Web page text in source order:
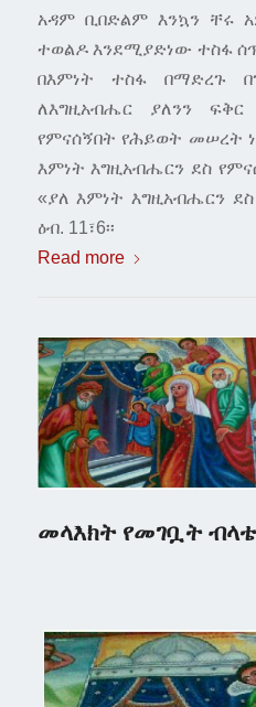
አዳም ቢበድልም እንኳን ቸሩ
ተወልዶ እንደሚያድነው ተስፋ
በእምነት ተስፋ በማድረጉ
ለእግዚአብሔር ያለንን ፍቅር
የምናሰኝበት የሕይወት መሠረት
እምነት እግዚአብሔርን ደስ
«ያለ እምነት እግዚአብሔርን
ዕብ. 11፣6፡፡
Read more
መላእክት የመገቧት